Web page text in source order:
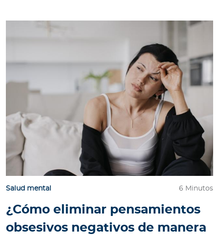
Salud mental 6 Minutos
¿Cómo eliminar pensamientos
obsesivos negativos de manera